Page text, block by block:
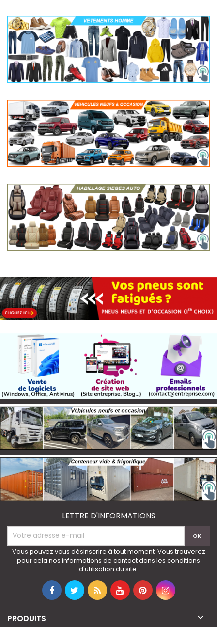
LETTRE D'INFORMATIONS
Vous pouvez vous désinscrire à tout moment. Vous trouverez
pour cela nos informations de contact dans les conditions
d'utilisation du site.
PRODUITS 